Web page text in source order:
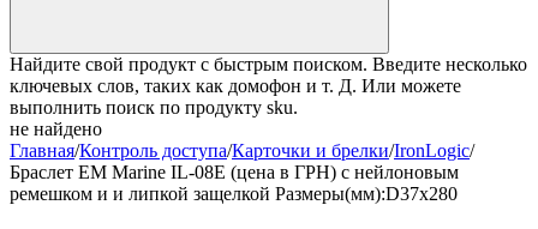
Найдите свой продукт с быстрым поиском. Введите несколько
ключевых слов, таких как домофон и т. Д. Или можете
выполнить поиск по продукту sku.
не найдено
Главная/Контроль доступа/Карточки и брелки/IronLogic/
Браслет EM Marine IL-08E (цена в ГРН) с нейлоновым
ремешком и и липкой защелкой Размеры(мм):D37х280